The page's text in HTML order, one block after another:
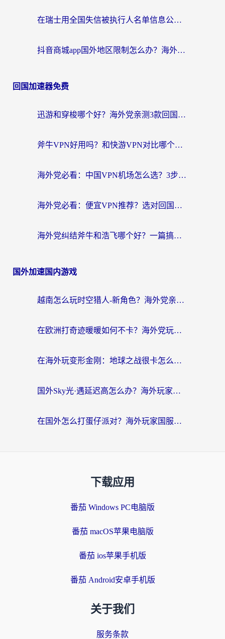
回国加速器免费
国外加速国内游戏
下载应用
番茄 Windows PC电脑版
番茄 macOS苹果电脑版
番茄 ios苹果手机版
番茄 Android安卓手机版
关于我们
服务条款